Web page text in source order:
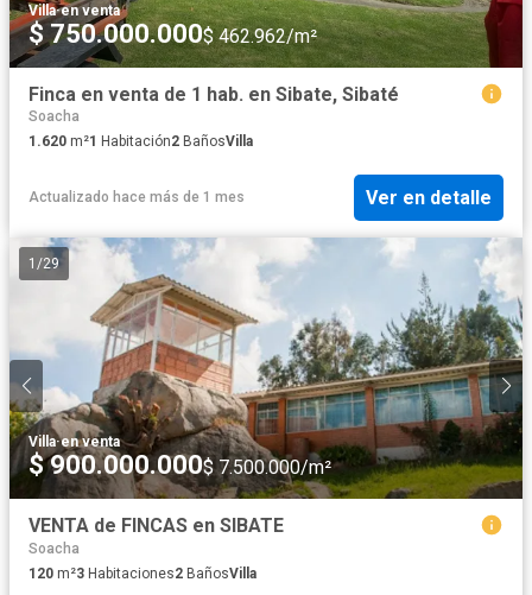
Villa·en venta
$ 750.000.000$ 462.962/m²
Finca en venta de 1 hab. en Sibate, Sibaté
Soacha
1.620 m²1 Habitación2 BañosVilla
Actualizado hace más de 1 mes Ver en detalle
1 /29
Villa·en venta
$ 900.000.000$ 7.500.000/m²
VENTA de FINCAS en SIBATE
Soacha
120 m²3 Habitaciones2 BañosVilla